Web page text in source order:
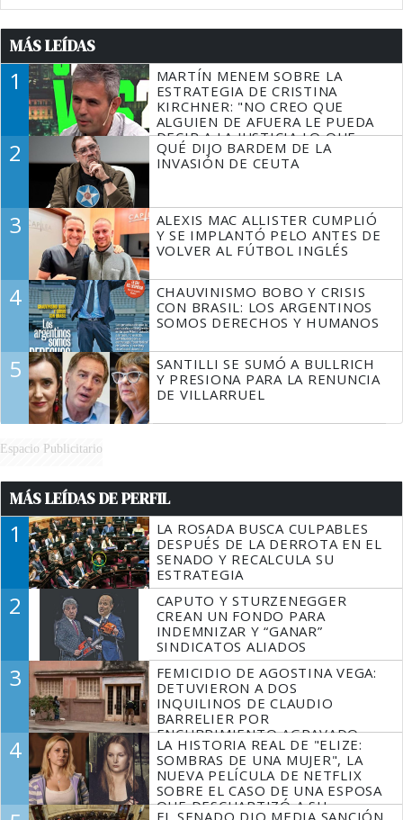
MÁS LEÍDAS
1
MARTÍN MENEM SOBRE LA
ESTRATEGIA DE CRISTINA
KIRCHNER: "NO CREO QUE
ALGUIEN DE AFUERA LE PUEDA
DECIR A LA JUSTICIA LO QUE
TIENE QUE HACER"
2
QUÉ DIJO BARDEM DE LA
INVASIÓN DE CEUTA
3
ALEXIS MAC ALLISTER CUMPLIÓ
Y SE IMPLANTÓ PELO ANTES DE
VOLVER AL FÚTBOL INGLÉS
4
CHAUVINISMO BOBO Y CRISIS
CON BRASIL: LOS ARGENTINOS
SOMOS DERECHOS Y HUMANOS
5
SANTILLI SE SUMÓ A BULLRICH
Y PRESIONA PARA LA RENUNCIA
DE VILLARRUEL
Espacio Publicitario
MÁS LEÍDAS DE PERFIL
1
LA ROSADA BUSCA CULPABLES
DESPUÉS DE LA DERROTA EN EL
SENADO Y RECALCULA SU
ESTRATEGIA
2
CAPUTO Y STURZENEGGER
CREAN UN FONDO PARA
INDEMNIZAR Y “GANAR”
SINDICATOS ALIADOS
3
FEMICIDIO DE AGOSTINA VEGA:
DETUVIERON A DOS
INQUILINOS DE CLAUDIO
BARRELIER POR
ENCUBRIMIENTO AGRAVADO
4
LA HISTORIA REAL DE "ELIZE:
SOMBRAS DE UNA MUJER", LA
NUEVA PELÍCULA DE NETFLIX
SOBRE EL CASO DE UNA ESPOSA
QUE DESCUARTIZÓ A SU
EL SENADO DIO MEDIA SANCIÓN